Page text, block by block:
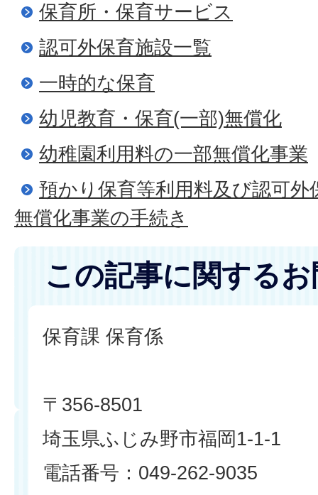
保育所・保育サービス
認可外保育施設一覧
一時的な保育
幼児教育・保育(一部)無償化
幼稚園利用料の一部無償化事業
預かり保育等利用料及び認可外
無償化事業の手続き
この記事に関する
保育課 保育係
〒356-8501
埼玉県ふじみ野市福岡1-1-1
電話番号：049-262-9035